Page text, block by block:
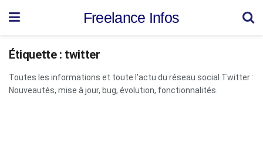
Freelance Infos
Étiquette : twitter
Toutes les informations et toute l’actu du réseau social Twitter :
Nouveautés, mise à jour, bug, évolution, fonctionnalités.